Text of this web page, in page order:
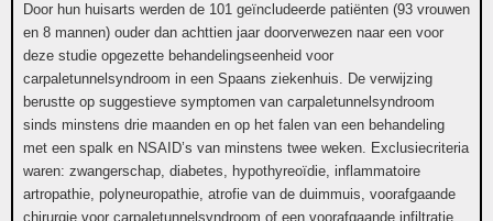
Door hun huisarts werden de 101 geïncludeerde patiënten (93 vrouwen
en 8 mannen) ouder dan achttien jaar doorverwezen naar een voor
deze studie opgezette behandelingseenheid voor
carpaletunnelsyndroom in een Spaans ziekenhuis. De verwijzing
berustte op suggestieve symptomen van carpaletunnelsyndroom
sinds minstens drie maanden en op het falen van een behandeling
met een spalk en NSAID’s van minstens twee weken. Exclusiecriteria
waren: zwangerschap, diabetes, hypothyreoïdie, inflammatoire
artropathie, polyneuropathie, atrofie van de duimmuis, voorafgaande
chirurgie voor carpaletunnelsyndroom of een voorafgaande infiltratie.